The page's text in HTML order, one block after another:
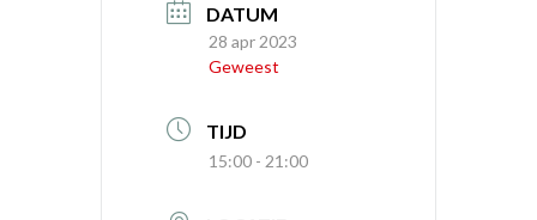
DATUM
28 apr 2023
Geweest
TIJD
15:00 - 21:00